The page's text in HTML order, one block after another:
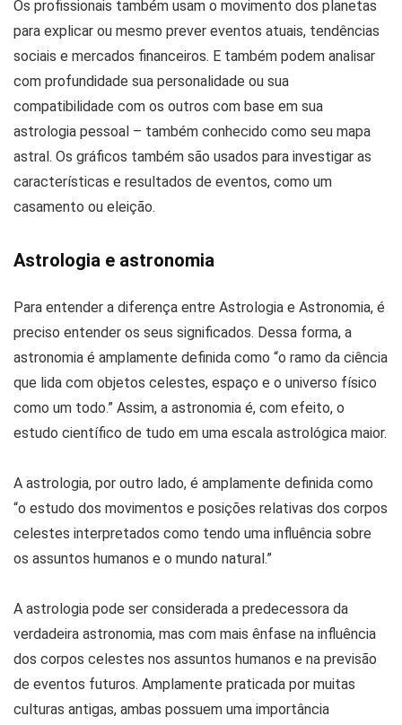
Os profissionais também usam o movimento dos planetas
para explicar ou mesmo prever eventos atuais, tendências
sociais e mercados financeiros. E também podem analisar
com profundidade sua personalidade ou sua
compatibilidade com os outros com base em sua
astrologia pessoal – também conhecido como seu mapa
astral. Os gráficos também são usados ​​para investigar as
características e resultados de eventos, como um
casamento ou eleição.
Astrologia e astronomia
Para entender a diferença entre Astrologia e Astronomia, é
preciso entender os seus significados. Dessa forma, a
astronomia é amplamente definida como “o ramo da ciência
que lida com objetos celestes, espaço e o universo físico
como um todo.” Assim, a astronomia é, com efeito, o
estudo científico de tudo em uma escala astrológica maior.
A astrologia, por outro lado, é amplamente definida como
“o estudo dos movimentos e posições relativas dos corpos
celestes interpretados como tendo uma influência sobre
os assuntos humanos e o mundo natural.”
A astrologia pode ser considerada a predecessora da
verdadeira astronomia, mas com mais ênfase na influência
dos corpos celestes nos assuntos humanos e na previsão
de eventos futuros. Amplamente praticada por muitas
culturas antigas, ambas possuem uma importância